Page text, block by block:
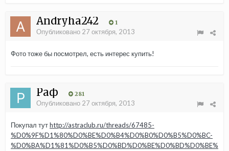
Andryha242 1
Опубликовано 27 октября, 2013
Фото тоже бы посмотрел, есть интерес купить!
Раф 281
Опубликовано 27 октября, 2013
Покупал тутhttp://astraclub.ru/threads/67485-
%D0%9F%D1%80%D0%BE%D0%B4%D0%B0%D0%B5%D0%BC-
%D0%BA%D1%81%D0%B5%D0%BD%D0%BE%D0%BD%D0%BE%